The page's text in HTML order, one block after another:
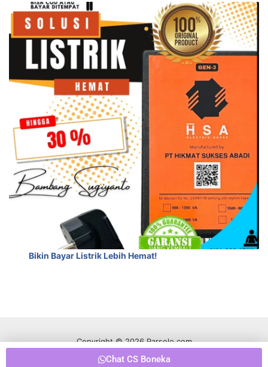
Bikin Bayar Listrik Lebih Hemat!
Copyright © 2026 Parselo.com
Chat CS Boneka